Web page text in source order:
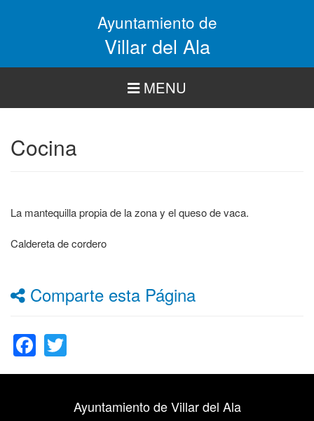
Ayuntamiento de
Villar del Ala
MENU
Cocina
La mantequilla propia de la zona y el queso de vaca.
Caldereta de cordero
Comparte esta Página
Facebook
Ayuntamiento de Villar del Ala